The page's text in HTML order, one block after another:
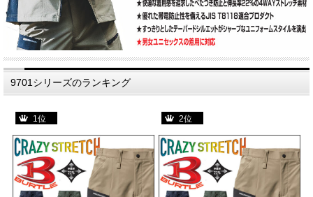
9701シリーズのランキング
1位 2位